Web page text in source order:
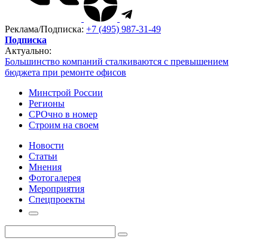
Реклама/Подписка: +7 (495) 987-31-49
Подписка
Актуально:
Большинство компаний сталкиваются с превышением
бюджета при ремонте офисов
Минстрой России
Регионы
СРОчно в номер
Строим на своем
Новости
Статьи
Мнения
Фотогалерея
Мероприятия
Спецпроекты